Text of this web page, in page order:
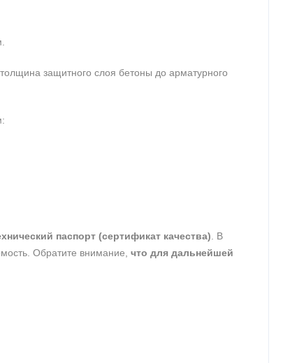
защитного слоя бетоны до арматурного
паспорт (сертификат качества) . В
Обратите внимание, что для дальнейшей